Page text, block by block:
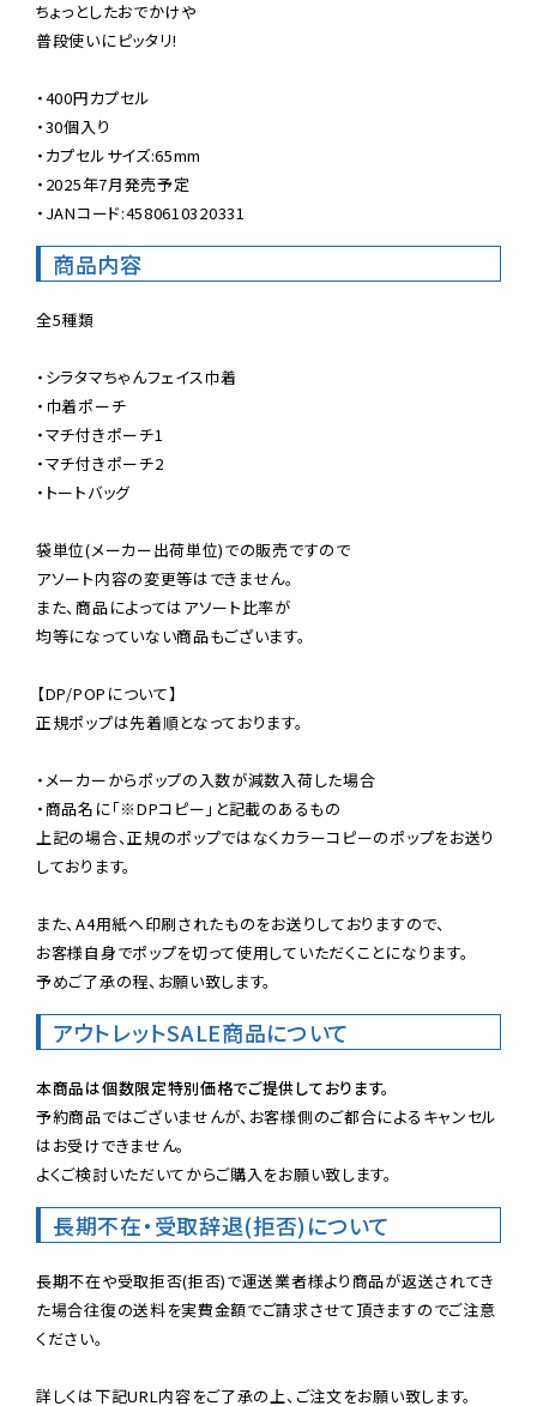
ちょっとしたおでかけや
普段使いにピッタリ!
・400円カプセル
・30個入り
・カプセルサイズ:65mm
・2025年7月発売予定
・JANコード:4580610320331
商品内容
全5種類
・シラタマちゃんフェイス巾着
・巾着ポーチ
・マチ付きポーチ1
・マチ付きポーチ2
・トートバッグ
袋単位(メーカー出荷単位)での販売ですので
アソート内容の変更等はできません。
また、商品によってはアソート比率が
均等になっていない商品もございます。
【DP/POPについて】
正規ポップは先着順となっております。
・メーカーからポップの入数が減数入荷した場合
・商品名に「※DPコピー」と記載のあるもの
上記の場合、正規のポップではなくカラーコピーのポップをお送り
しております。
また、A4用紙へ印刷されたものをお送りしておりますので、
お客様自身でポップを切って使用していただくことになります。
予めご了承の程、お願い致します。
アウトレットSALE商品について
本商品は個数限定特別価格でご提供しております。
予約商品ではございませんが、お客様側のご都合によるキャンセル
はお受けできません。
よくご検討いただいてからご購入をお願い致します。
長期不在・受取辞退(拒否)について
長期不在や受取拒否(拒否)で運送業者様より商品が返送されてき
た場合往復の送料を実費金額でご請求させて頂きますのでご注意
ください。